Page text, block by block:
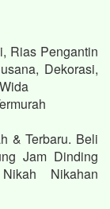
Rias Pengantin
Dekorasi,
& Terbaru. Beli
Jam Dinding
Nikahan